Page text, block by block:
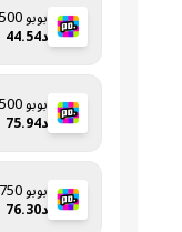
بوبو 25500 قطعة نقدية
بوبو 43500 قطعة نقدية
بوبو 43750 عملة